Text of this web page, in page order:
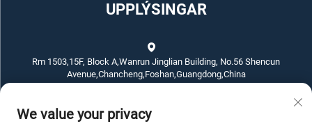
UPPLÝSINGAR
Rm 1503,15F, Block A,Wanrun Jinglian Building, No.56 Shencun
Avenue,Chancheng,Foshan,Guangdong,China
+86-757-83789311
We value your privacy